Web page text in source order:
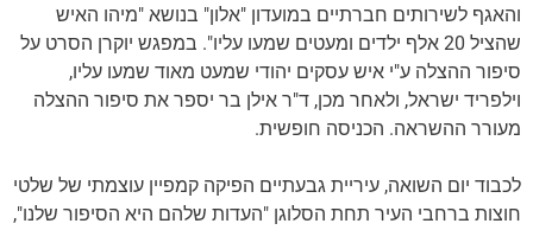
והאגף לשירותים חברתיים במועדון "אלון" בנושא "מיהו האיש
שהציל 20 אלף ילדים ומעטים שמעו עליו". במפגש יוקרן הסרט על
סיפור ההצלה ע"י איש עסקים יהודי שמעט מאוד שמעו עליו,
וילפריד ישראל, ולאחר מכן, ד"ר אילן בר יספר את סיפור ההצלה
מעורר ההשראה. הכניסה חופשית.
לכבוד יום השואה, עיריית גבעתיים הפיקה קמפיין עוצמתי של שלטי
חוצות ברחבי העיר תחת הסלוגן "העדות שלהם היא הסיפור שלנו",